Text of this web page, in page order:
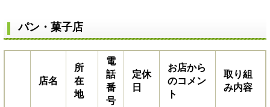
パン・菓子店
店名
所
在
地
電
話
番
号
定休
日
お店から
のコメン
ト
取り組
み内容